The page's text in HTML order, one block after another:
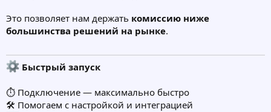
Это позволяет нам держать комиссию ниже
большинства решений на рынке.
Быстрый запуск
⏱ Подключение — максимально быстро
🛠 Помогаем с настройкой и интеграцией